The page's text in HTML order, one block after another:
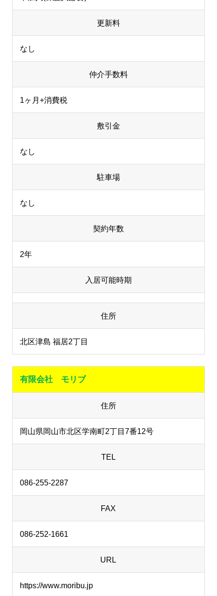
更新料
なし
仲介手数料
1ヶ月+消費税
敷引金
なし
駐車場
なし
契約年数
2年
入居可能時期
住所
北区津島 福居2丁目
有限会社 モリブ
住所
岡山県岡山市北区学南町2丁目7番12号
TEL
086-255-2287
FAX
086-252-1661
URL
https://www.moribu.jp